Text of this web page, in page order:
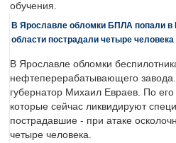
обучения.
В Ярославле обломки БПЛА попали в
области пострадали четыре человека
В Ярославле обломки
нефтеперерабатывающего
губернатор Михаил Евраев. По
которые сейчас ликвидируют
пострадавшие - при атаке
четыре человека.